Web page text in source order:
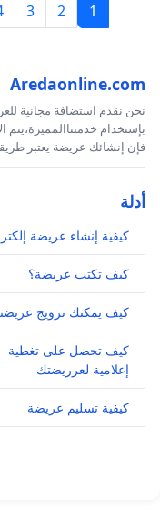
1
2
3
Aredaonline.com
نحن نقدم استضافة مجانية
بإستخدام خدمتناالمميزة،يتم
فإن إنشائك عريضة يعتبر
أدلة
كيفية إنشاء عريضة
كيف تكتب عريضة؟
كيف يمكنك ترويج
كيف تحصل على تغطية
إعلامية لعرريضتك
كيفية تسليم عريضة